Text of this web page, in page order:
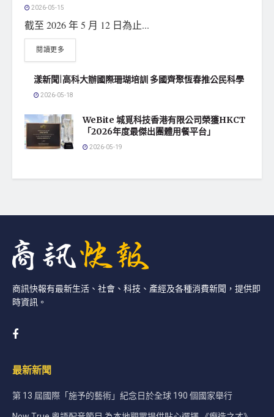
2026-05-15
截至 2026 年 5 月 12 日為止...
閱讀更多
漾新聞|高科大辦國際珊瑚培訓 多國齊聚恆春推公民科學
2026-05-18
WeBite 城覓科技香港有限公司榮獲HKCT
「2026年度最傑出團體用餐平台」
2026-05-19
商訊快報有最新生活、社會、科技、產經及各種消費新聞，提供即
時資訊。
最新新聞
第 13 屆國際「施予的藝術」紀念日於全球 190 個國家舉行